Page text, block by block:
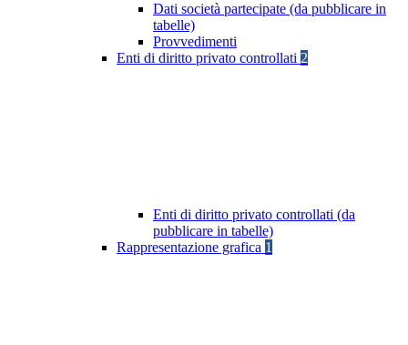
Dati società partecipate (da pubblicare in
tabelle)
Provvedimenti
Enti di diritto privato controllati 2
Enti di diritto privato controllati (da
pubblicare in tabelle)
Rappresentazione grafica 1